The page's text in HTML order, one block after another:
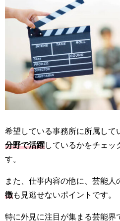
希望している事務所に所属して
分野で活躍しているかをチェッ
す。
また、仕事内容の他に、芸能人
徴も見逃せないポイントです。
特に外見に注目が集まる芸能界